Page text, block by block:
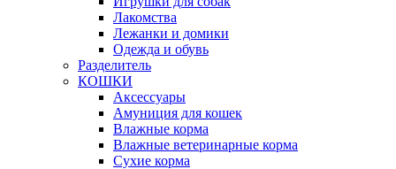
Лакомства
Лежанки и домики
Одежда и обувь
Разделитель
КОШКИ
Аксессуары
Амуниция для кошек
Влажные корма
Влажные ветеринарные корма
Сухие корма